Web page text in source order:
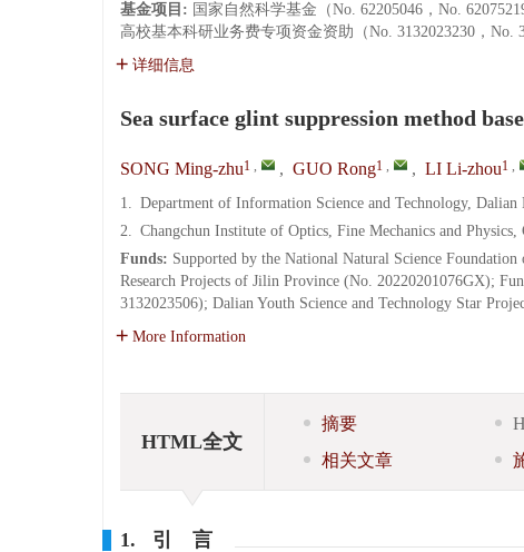
基金项目: 国家自然科学基金（No. 62205046，No.
高校基本科研业务费专项资金资助（No. 3132023230，No.
详细信息
Sea surface glint suppression method
SONG Ming-zhu1 , , GUO Rong1 , , LI Li-zhou1 ,
1. Department of Information Science and Technology,
2. Changchun Institute of Optics, Fine Mechanics and
Funds: Supported by the National Natural Science
Research Projects of Jilin Province (No. 20220201076GX);
3132023506); Dalian Youth Science and Technology Star
More Information
HTML全文
摘要
相关文章
1. 引 言